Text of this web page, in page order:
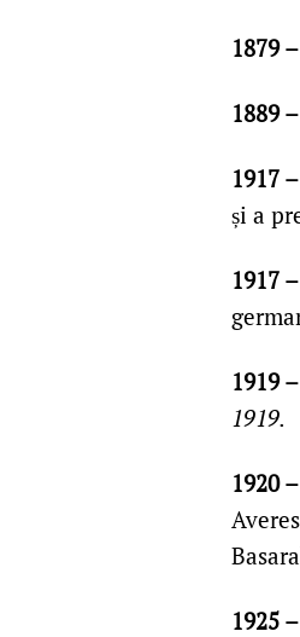
1879 –
1889 –
1917 –
și a
1917 –
1919 –
1919.
1920 –
1925 –